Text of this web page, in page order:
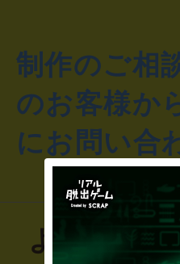
制作のご相
のお客様か
にお問い合
よくある